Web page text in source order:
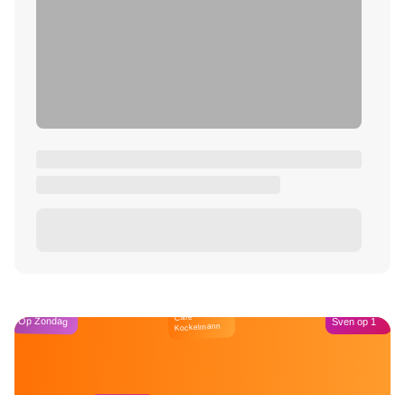
Op Zondag Café
Kockelmann Sven op 1